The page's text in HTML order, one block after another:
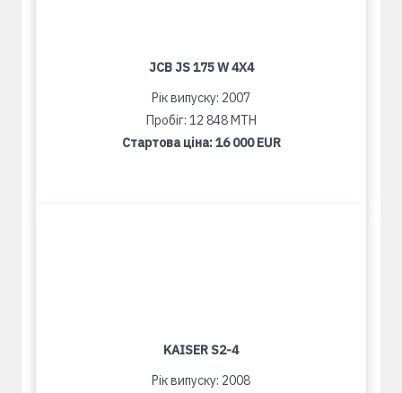
JCB JS 175 W 4X4
Рік випуску: 2007
Пробіг: 12 848 MTH
Стартова ціна:16 000 EUR
KAISER S2-4
Рік випуску: 2008